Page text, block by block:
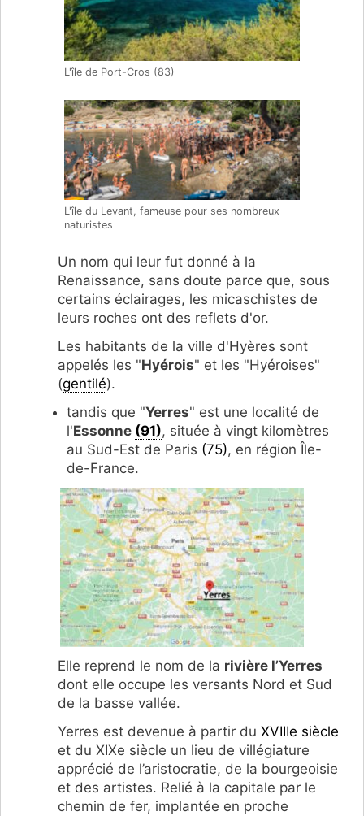
L'île de Port-Cros (83)
L'île du Levant, fameuse pour ses nombreux
naturistes
Un nom qui leur fut donné à la
Renaissance, sans doute parce que, sous
certains éclairages, les micaschistes de
leurs roches ont des reflets d'or.
Les habitants de la ville d'Hyères sont
appelés les "Hyérois" et les "Hyéroises"
(gentilé).
tandis que "Yerres" est une localité de
l'Essonne (91), située à vingt kilomètres
au Sud-Est de Paris (75), en région Île-
de-France.
Elle reprend le nom de la rivière l’Yerres
dont elle occupe les versants Nord et Sud
de la basse vallée.
Yerres est devenue à partir du XVIIIe siècle
et du XIXe siècle un lieu de villégiature
apprécié de l’aristocratie, de la bourgeoisie
et des artistes. Relié à la capitale par le
chemin de fer, implantée en proche